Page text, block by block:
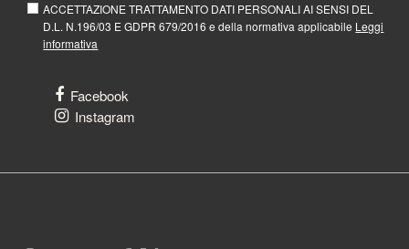
ACCETTAZIONE TRATTAMENTO DATI PERSONALI AI SENSI DEL
D.L. N.196/03 E GDPR 679/2016 e della normativa applicabile Leggi
informativa
Facebook
Instagram